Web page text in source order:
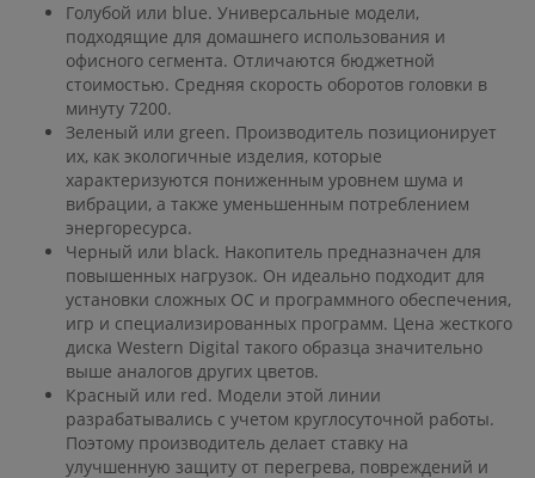
Голубой или blue. Универсальные модели,
подходящие для домашнего использования и
офисного сегмента. Отличаются бюджетной
стоимостью. Средняя скорость оборотов головки в
минуту 7200.
Зеленый или green. Производитель позиционирует
их, как экологичные изделия, которые
характеризуются пониженным уровнем шума и
вибрации, а также уменьшенным потреблением
энергоресурса.
Черный или black. Накопитель предназначен для
повышенных нагрузок. Он идеально подходит для
установки сложных ОС и программного обеспечения,
игр и специализированных программ. Цена жесткого
диска Western Digital такого образца значительно
выше аналогов других цветов.
Красный или red. Модели этой линии
разрабатывались с учетом круглосуточной работы.
Поэтому производитель делает ставку на
улучшенную защиту от перегрева, повреждений и